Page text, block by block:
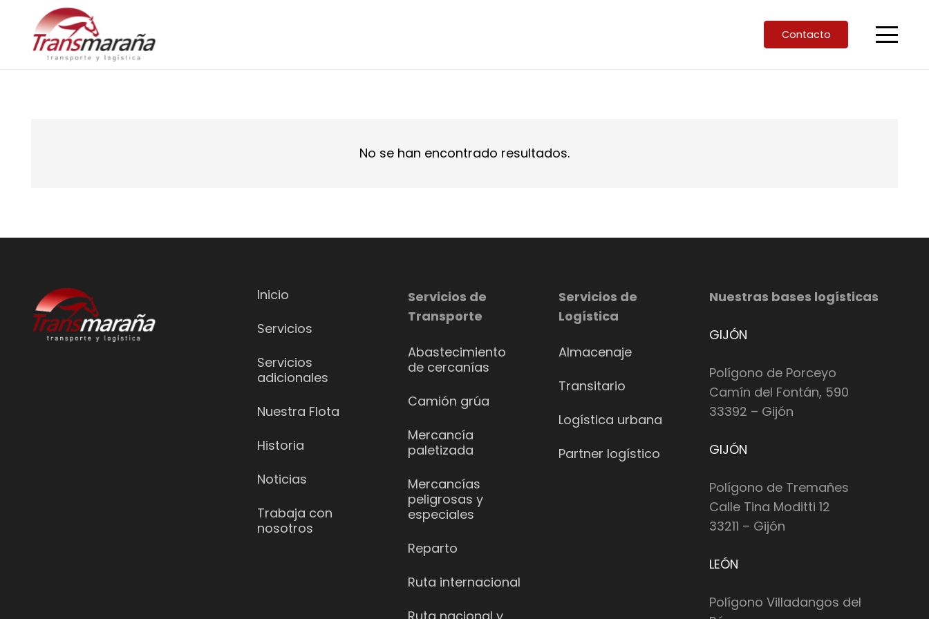
Contacto
No se han encontrado resultados.
Inicio
Servicios
Servicios
adicionales
Nuestra Flota
Historia
Noticias
Trabaja con
nosotros
Servicios de
Transporte
Abastecimiento
de cercanías
Camión grúa
Mercancía
paletizada
Mercancías
peligrosas y
especiales
Reparto
Ruta internacional
Servicios de
Logística
Almacenaje
Transitario
Logística urbana
Partner logístico
Nuestras bases logísticas
GIJÓN
Polígono de Porceyo
Camín del Fontán, 590
33392 – Gijón
GIJÓN
Polígono de Tremañes
Calle Tina Moditti 12
33211 – Gijón
LEÓN
Polígono Villadangos del